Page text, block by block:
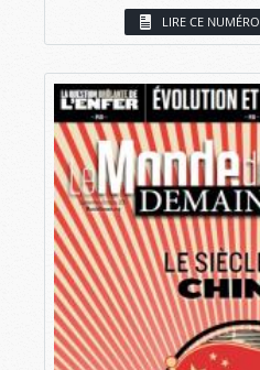
LIRE CE NUMÉRO